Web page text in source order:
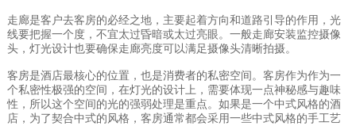
走廊是客户去客房的必经之地，主要起着方向和道路引导的作用，光
线要把握一个度，不宜太过昏暗或太过亮眼。一般走廊安装监控摄像
头，灯光设计也要确保走廊亮度可以满足摄像头清晰拍摄。
客房是酒店最核心的位置，也是消费者的私密空间。客房作为作为一
个私密性极强的空间，在灯光的设计上，需要体现一点神秘感与趣味
性，所以这个空间的光的强弱处理是重点。如果是一个中式风格的酒
店，为了契合中式的风格，客房通常都会采用一些中式风格的手工艺